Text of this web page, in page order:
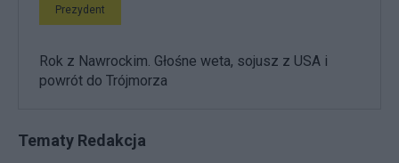
Prezydent
Rok z Nawrockim. Głośne weta, sojusz z USA i
powrót do Trójmorza
Tematy Redakcja